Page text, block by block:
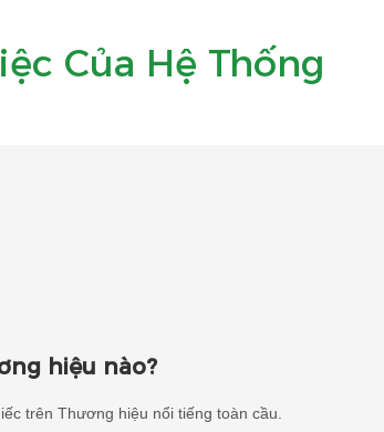
Của Hệ Thống
hiệu nào?
trên Thương hiệu nổi tiếng toàn cầu.